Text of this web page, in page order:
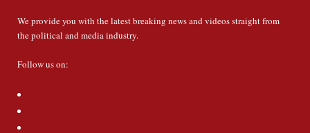
We provide you with the latest breaking news and videos straight from
the political and media industry.
Follow us on: